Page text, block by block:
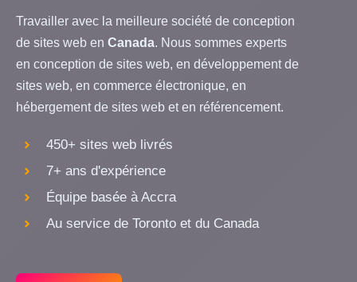
Travailler avec la meilleure société de conception
de sites web en Canada. Nous sommes experts
en conception de sites web, en développement de
sites web, en commerce électronique, en
hébergement de sites web et en référencement.
450+ sites web livrés
7+ ans d'expérience
Équipe basée à Accra
Au service de Toronto et du Canada